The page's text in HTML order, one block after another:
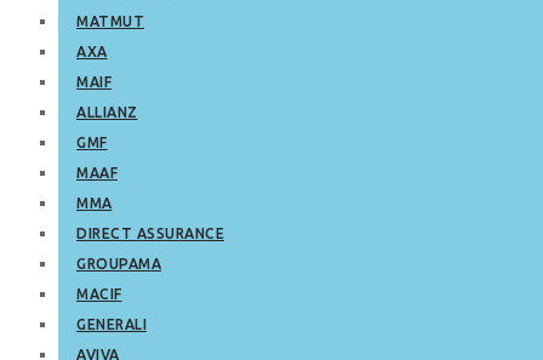
MATMUT
AXA
MAIF
ALLIANZ
GMF
MAAF
MMA
DIRECT ASSURANCE
GROUPAMA
MACIF
GENERALI
AVIVA